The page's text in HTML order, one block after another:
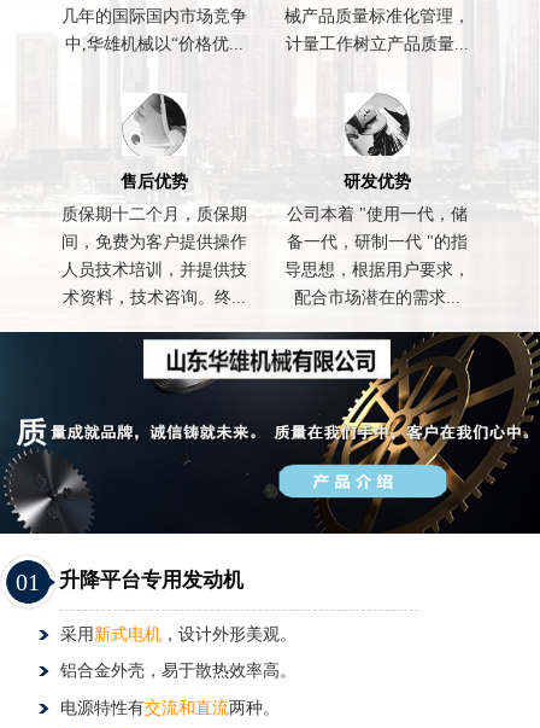
几年的国际国内市场竞争
中,华雄机械以“价格优...
械产品质量标准化管理，
计量工作树立产品质量...
售后优势
质保期十二个月，质保期
间，免费为客户提供操作
人员技术培训，并提供技
术资料，技术咨询。终...
研发优势
公司本着 "使用一代，储
备一代，研制一代 "的指
导思想，根据用户要求，
配合市场潜在的需求...
01 升降平台专用发动机
采用 新式电机，设计外形美观。
铝合金外壳，易于散热效率高。
电源特性有交流和直流两种。